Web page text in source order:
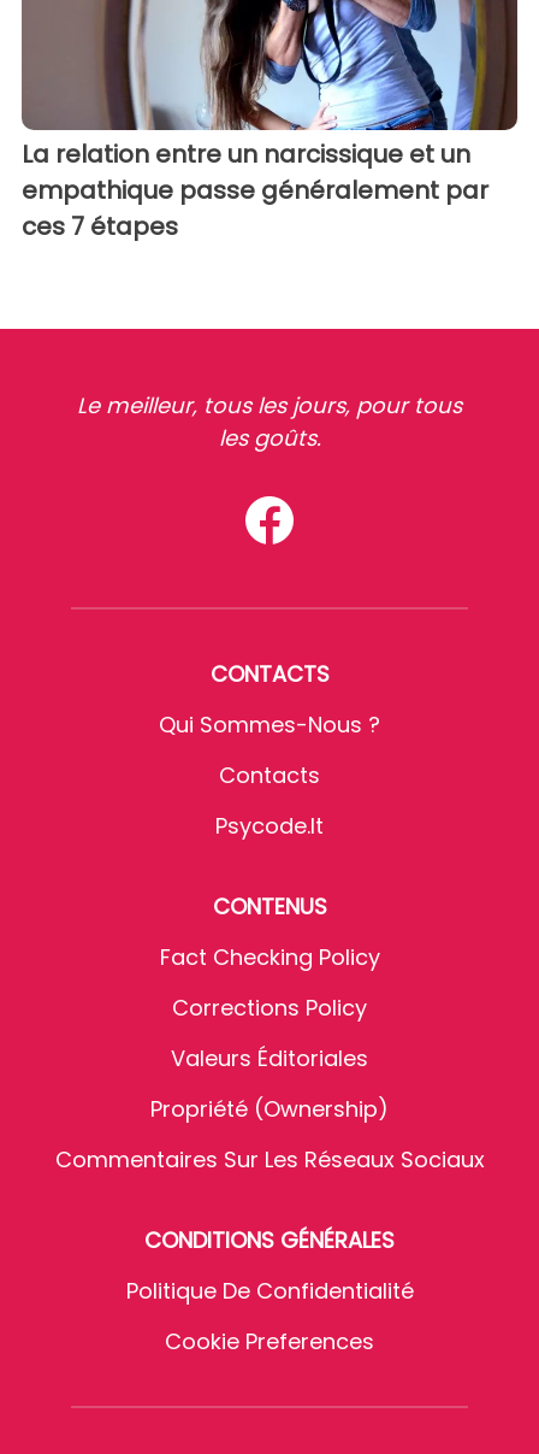
La relation entre un narcissique et un
empathique passe généralement par
ces 7 étapes
Le meilleur, tous les jours, pour tous
les goûts.
CONTACTS
Qui Sommes-Nous ?
Contacts
Psycode.it
CONTENUS
Fact Checking Policy
Corrections Policy
Valeurs Éditoriales
Propriété (Ownership)
Commentaires Sur Les Réseaux Sociaux
CONDITIONS GÉNÉRALES
Politique De Confidentialité
Cookie Preferences